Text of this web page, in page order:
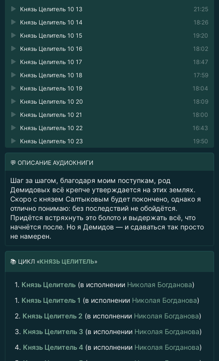
21:25
Князь Целитель 10 13
18:26
Князь Целитель 10 14
19:20
Князь Целитель 10 15
18:02
Князь Целитель 10 16
18:47
Князь Целитель 10 17
17:59
Князь Целитель 10 18
18:04
Князь Целитель 10 19
18:09
Князь Целитель 10 20
18:00
Князь Целитель 10 21
16:43
Князь Целитель 10 22
19:50
Князь Целитель 10 23
💬 ОПИСАНИЕ АУДИОКНИГИ
Шаг за шагом, благодаря моим поступкам, род
Демидовых всё крепче утверждается на этих землях.
Скоро с князем Салтыковым будет покончено, однако я
отлично понимаю: без последствий не обойдётся.
Придётся встряхнуть это болото и выдержать всё, что
начнётся после. Но я Демидов — и сдаваться так просто
не намерен.
📚 ЦИКЛ «КНЯЗЬ ЦЕЛИТЕЛЬ»
1. Князь Целитель (в исполнении Николая Богданова)
1. Князь Целитель 1 (в исполнении Николая Богданова)
2. Князь Целитель 2 (в исполнении Николая Богданова)
3. Князь Целитель 3 (в исполнении Николая Богданова)
4. Князь Целитель 4 (в исполнении Николая Богданова)